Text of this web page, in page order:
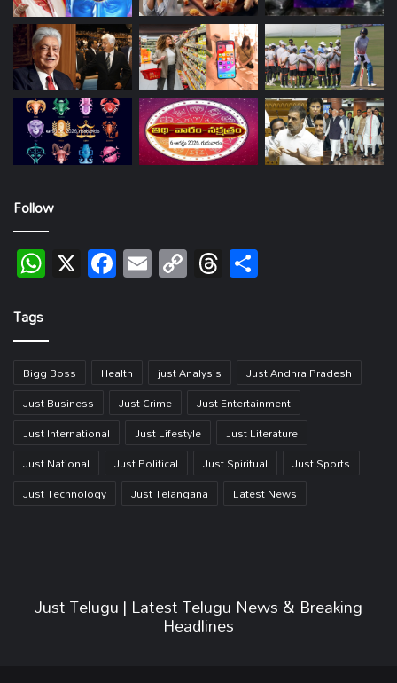
Follow
WhatsApp
X Facebook
EmailCopy
Link
Threads
Tags
Bigg Boss Health just Analysis
Just Andhra Pradesh
Just Business
Just Crime
Just Entertainment
Just International
Just Lifestyle
Just Literature
Just National
Just Political Just Spiritual
Just Sports
Just Technology
Just Telangana Latest News
Just Telugu | Latest Telugu News & Breaking
Headlines